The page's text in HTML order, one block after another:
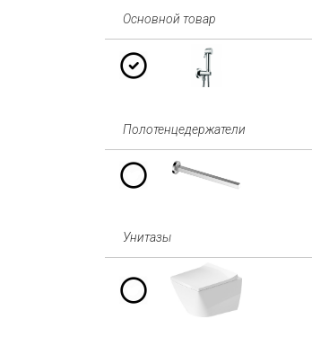
Основной товар
Полотенцедержатели
Унитазы